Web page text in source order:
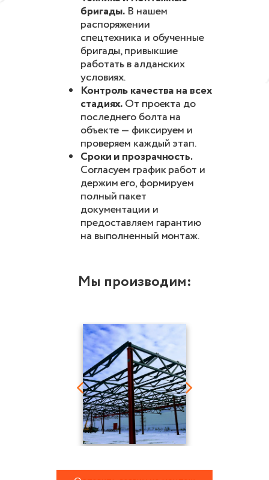
бригады. В нашем
распоряжении
спецтехника и обученные
бригады, привыкшие
работать в алданских
условиях.
Контроль качества на всех
стадиях.От проекта до
последнего болта на
объекте — фиксируем и
проверяем каждый этап.
Сроки и прозрачность.
Согласуем график работ и
держим его, формируем
полный пакет
документации и
предоставляем гарантию
на выполненный монтаж.
Мы производим: